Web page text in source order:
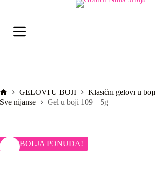
p
n
PočetnaGELOVI U BOJI
Klasični gelovi u boji
Sve nijanse
Gel u boji 109 – 5g
NAJBOLJA PONUDA!